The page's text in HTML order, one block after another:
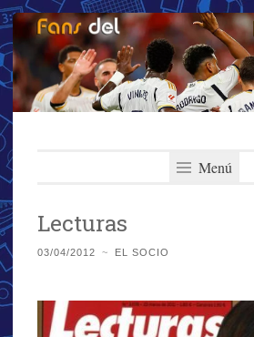
Menú
Lecturas
03/04/2012 ~ EL SOCIO